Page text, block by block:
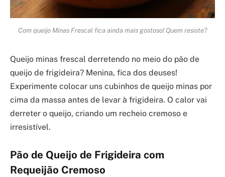
Com queijo Minas Frescal fica ainda mais gostoso! Quem resiste?
Queijo minas frescal derretendo no meio do pão de
queijo de frigideira? Menina, fica dos deuses!
Experimente colocar uns cubinhos de queijo minas por
cima da massa antes de levar à frigideira. O calor vai
derreter o queijo, criando um recheio cremoso e
irresistível.
Pão de Queijo de Frigideira com
Requeijão Cremoso